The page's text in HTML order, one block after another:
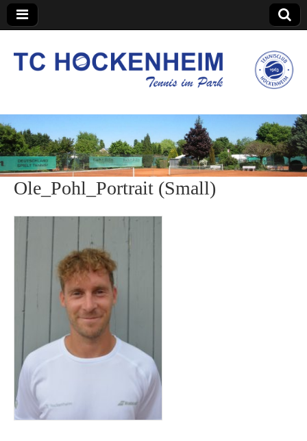
TC Hockenheim
Ole_Pohl_Portrait (Small)